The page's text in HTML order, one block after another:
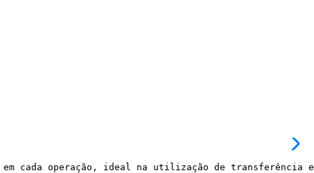
em cada operação, ideal na utilização de